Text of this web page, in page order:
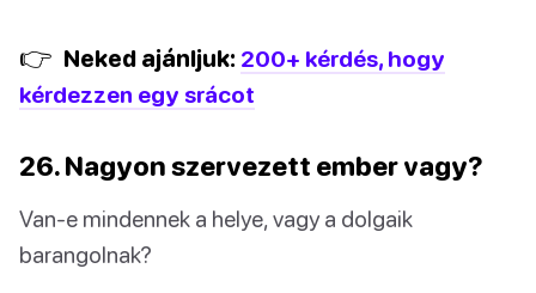
👉 Neked ajánljuk: 200+ kérdés, hogy
kérdezzen egy srácot
26. Nagyon szervezett ember vagy?
Van-e mindennek a helye, vagy a dolgaik
barangolnak?